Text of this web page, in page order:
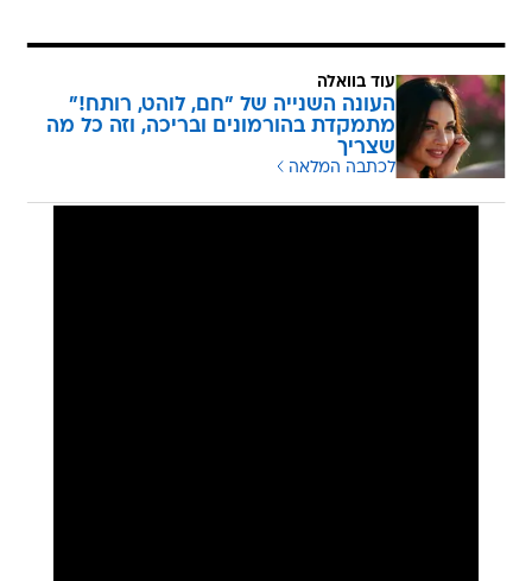
עוד בוואלה
העונה השנייה של "חם, לוהט, רותח!"
מתמקדת בהורמונים ובריכה, וזה כל מה
שצריך
לכתבה המלאה